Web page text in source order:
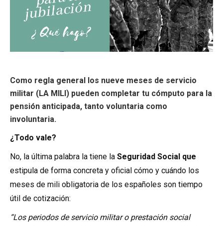
Como regla general los nueve meses de servicio
militar (LA MILI) pueden completar tu cómputo para la
pensión anticipada, tanto voluntaria como
involuntaria.
¿Todo vale?
No, la última palabra la tiene la Seguridad Social que
estipula de forma concreta y oficial cómo y cuándo los
meses de mili obligatoria de los españoles son tiempo
útil de cotización:
“Los periodos de servicio militar o prestación social